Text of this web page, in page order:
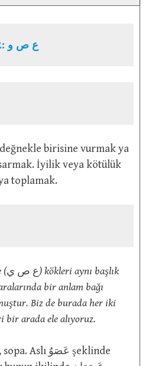
KÖK HARFLER: ع ص و
İyilik veya kötülük
toplamak.
(ع ص ي) kökleri aynı başlık
bir anlam bağı
Biz de burada her iki
arada ele alıyoruz.